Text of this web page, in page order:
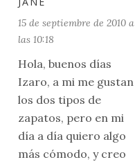
15 de septiembre de 2010 a
las 10:18
Hola, buenos días
Izaro, a mi me gustan
los dos tipos de
zapatos, pero en mi
día a día quiero algo
más cómodo, y creo